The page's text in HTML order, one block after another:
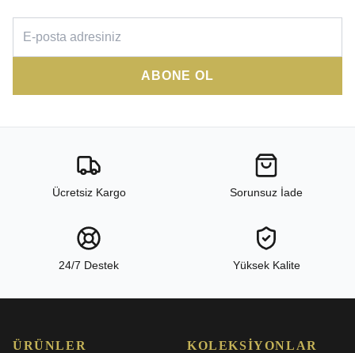
ABONE OL
Ücretsiz Kargo Sorunsuz İade
24/7 Destek Yüksek Kalite
ÜRÜNLER KOLEKSIYONLAR